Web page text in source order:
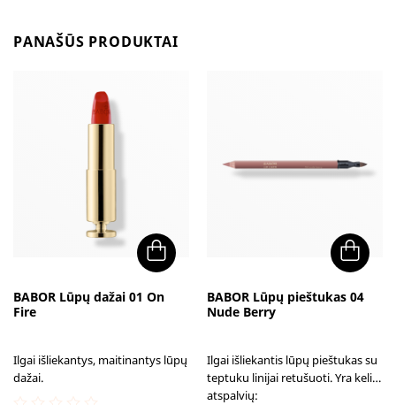
PANAŠŪS PRODUKTAI
BABOR Lūpų dažai 01 On
Fire
Ilgai išliekantys, maitinantys lūpų
dažai.
BABOR Lūpų pieštukas 04
Nude Berry
Ilgai išliekantis lūpų pieštukas su
teptuku linijai retušuoti. Yra kelių
atspalvių: